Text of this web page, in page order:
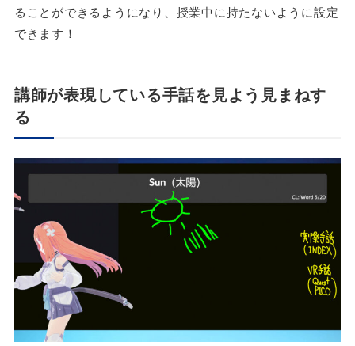
ることができるようになり、授業中に持たないように設定
できます！
講師が表現している手話を見よう見まねす
る